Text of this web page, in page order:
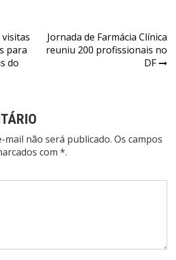
visitas
para
do
Jornada de Farmácia Clínica
reuniu 200 profissionais no
DF
mail não será publicado. Os campos
com *.